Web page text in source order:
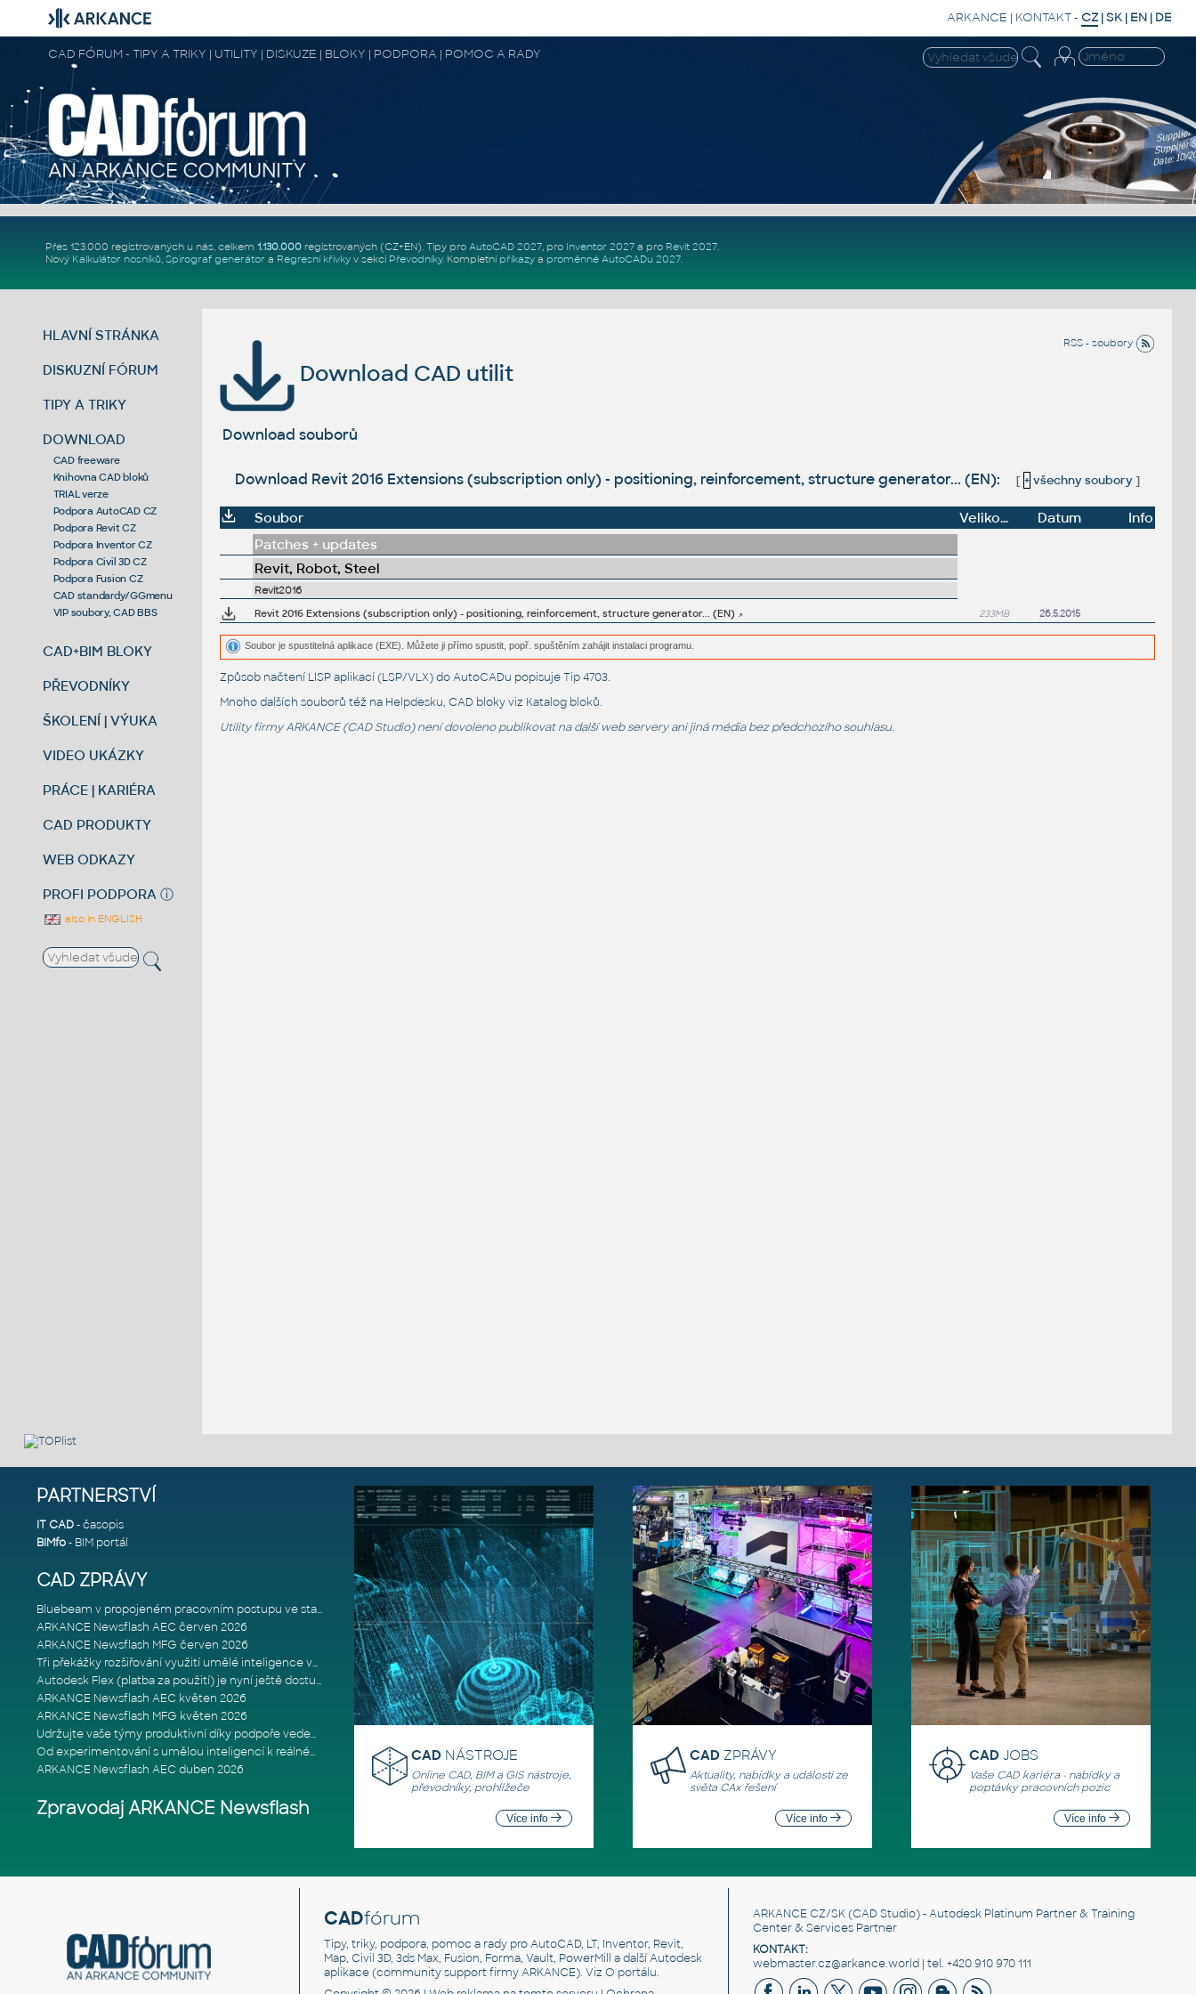
ARKANCE | KONTAKT- CZ |SK | EN | DE
CAD FÓRUM - TIPY A TRIKY | UTILITY | DISKUZE | BLOKY | PODPORA | POMOC A RADY
Přes 123.000 registrovaných u nás, celkem 1.130.000registrovaných (CZ+EN). Tipy pro AutoCAD 2027, pro Inventor 2027a pro Revit 2027.
Nový Kalkulátor nosníků, Spirograf generátor a Regresní křivkyv sekci Převodníky. Kompletní příkazya proměnné AutoCADu 2027.
HLAVNÍ STRÁNKA
DISKUZNÍ FÓRUM
TIPY A TRIKY
DOWNLOAD
CAD freeware
Knihovna CAD bloků
TRIAL verze
Podpora AutoCAD CZ
Podpora Revit CZ
Podpora Inventor CZ
Podpora Civil 3D CZ
Podpora Fusion CZ
CAD standardy/GGmenu
VIP soubory, CAD BBS
CAD+BIM BLOKY
PŘEVODNÍKY
ŠKOLENÍ | VÝUKA
VIDEO UKÁZKY
PRÁCE | KARIÉRA
CAD PRODUKTY
WEB ODKAZY
PROFI PODPORA ⓘ
also in ENGLISH
RSS - soubory
Download CAD utilit
Download souborů
Download Revit 2016 Extensions (subscription only) - positioning, reinforcement, structure generator... (EN): [ + všechny soubory]
Soubor Velikost Datum
Info
Patches + updates
Revit, Robot, Steel
Revit2016
Revit 2016 Extensions (subscription only) - positioning, reinforcement, structure generator... (EN)
233MB 26.5.2015
Soubor je spustitelná aplikace (EXE). Můžete ji přímo spustit, popř. spuštěním zahájit instalaci programu.
Způsob načtení LISP aplikací (LSP/VLX) do AutoCADu popisujeTip 4703.
Mnoho dalších souborů též na Helpdesku, CAD bloky viz Katalog bloků.
Utility firmy ARKANCE (CAD Studio) není dovoleno publikovat na další web servery ani jiná média bez předchozího souhlasu.
PARTNERSTVÍ
IT CAD- časopis
BIMfo- BIM portál
CAD ZPRÁVY
Bluebeam v propojeném pracovním postupu ve stavebnictví: Proč je int
ARKANCE Newsflash AEC červen 2026
ARKANCE Newsflash MFG červen 2026
Tři překážky rozšiřování využití umělé inteligence ve stavebním prům
Autodesk Flex (platba za použití) je nyní ještě dostupnější
ARKANCE Newsflash AEC květen 2026
ARKANCE Newsflash MFG květen 2026
Udržujte vaše týmy produktivní díky podpoře vedené odborníky
Od experimentování s umělou inteligencí k reálnému dopadu na podniká
ARKANCE Newsflash AEC duben 2026
Zpravodaj ARKANCE Newsflash
CAD NÁSTROJE
Online CAD, BIM a GIS nástroje,
převodníky, prohlížeče
Více info
CAD ZPRÁVY
Aktuality, nabídky a události ze
světa CAx řešení
Více info
CADJOBS
Vaše CAD kariéra - nabídky a
poptávky pracovních pozic
Více info
CADfórum
Tipy, triky, podpora, pomoc a rady pro AutoCAD, LT, Inventor, Revit,
Map, Civil 3D, 3ds Max, Fusion, Forma, Vault, PowerMill a další Autodesk
aplikace (community support firmy ARKANCE). Viz O portálu.
ARKANCE CZ/SK(CAD Studio) - Autodesk Platinum Partner & Training
Center & Services Partner
KONTAKT:
webmaster.cz@arkance.world | tel. +420 910 970 111